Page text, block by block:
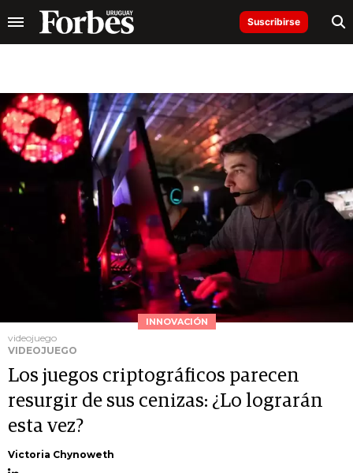
Suscribirse
INNOVACIÓN
videojuego
VIDEOJUEGO
Los juegos criptográficos parecen
resurgir de sus cenizas: ¿Lo lograrán
esta vez?
Victoria Chynoweth